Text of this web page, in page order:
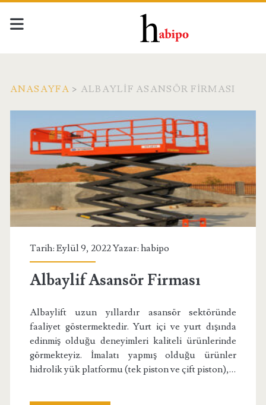
ANASAYFA > ALBAYLIF ASANSÖR FIRMASI
Etiket:
<span>Albaylif
Asansör
Firması</span>
Tarih: Eylül 9, 2022 Yazar: habipo
Albaylif Asansör Firması
Albaylift uzun yıllardır asansör sektöründe
faaliyet göstermektedir. Yurt içi ve yurt dışında
edinmiş olduğu deneyimleri kaliteli ürünlerinde
görmekteyiz. İmalatı yapmış olduğu ürünler
hidrolik yük platformu (tek piston ve çift piston),…